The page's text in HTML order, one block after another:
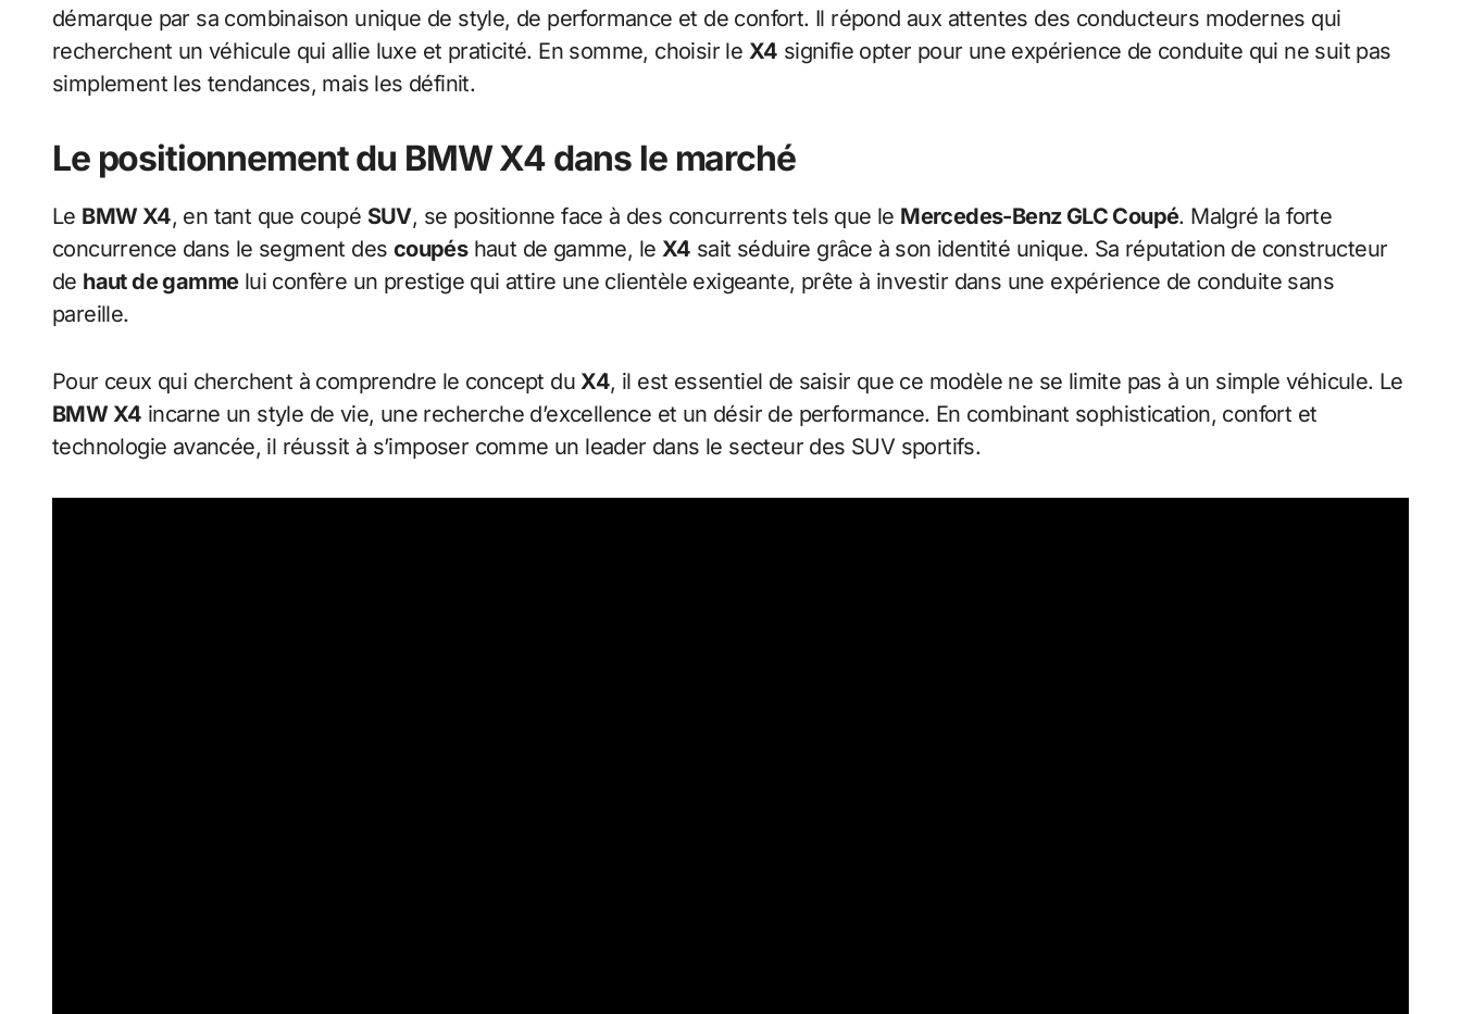
démarque par sa combinaison unique de style, de performance et de confort. Il répond aux attentes des conducteurs modernes qui
recherchent un véhicule qui allie luxe et praticité. En somme, choisir le X4 signifie opter pour une expérience de conduite qui ne suit pas
simplement les tendances, mais les définit.
Le positionnement du BMW X4 dans le marché
Le BMW X4, en tant que coupé SUV, se positionne face à des concurrents tels que le Mercedes-Benz GLC Coupé. Malgré la forte
concurrence dans le segment des coupéshaut de gamme, le X4 sait séduire grâce à son identité unique. Sa réputation de constructeur
de haut de gammelui confère un prestige qui attire une clientèle exigeante, prête à investir dans une expérience de conduite sans
pareille.
Pour ceux qui cherchent à comprendre le concept du X4, il est essentiel de saisir que ce modèle ne se limite pas à un simple véhicule. Le
BMW X4 incarne un style de vie, une recherche d’excellence et un désir de performance. En combinant sophistication, confort et
technologie avancée, il réussit à s’imposer comme un leader dans le secteur des SUV sportifs.